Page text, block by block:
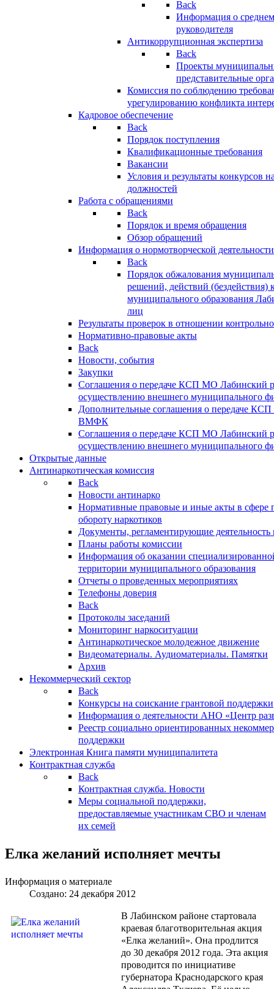
Back
Информация о
руководителя
Антикоррупционная экспертиза
Back
Проекты
представительные
Комиссия по соблюдению
урегулированию конфликта
Кадровое обеспечение
Back
Порядок поступления
Квалификационные требования
Вакансии
Условия и результаты конкурсов
должностей
Работа с обращениями
Back
Порядок и время обращения
Обзор обращений
Информация о нормотворческой деятельности
Back
Порядок обжалования
решений, действий (бездействия)
муниципального образования
лиц
Результаты проверок в отношении
Нормативно-правовые акты
Back
Новости, события
Закупки
Соглашения о передаче КСП МО Лабинский
осуществлению внешнего муниципального
Дополнительные соглашения о передаче
ВМФК
Соглашения о передаче КСП МО Лабинский
осуществлению внешнего муниципального
Открытые данные
Антинаркотическая комиссия
Back
Новости антинарко
Нормативные правовые и иные акты в сфере
обороту наркотиков
Документы, регламентирующие деятельность
Планы работы комиссии
Информация об оказании
территории муниципального образования
Отчеты о проведенных мероприятиях
Телефоны доверия
Back
Протоколы заседаний
Мониторинг наркоситуации
Антинаркотическое молодежное движение
Видеоматериалы. Аудиоматериалы. Памятки
Архив
Некоммерческий сектор
Back
Конкурсы на соискание грантовой поддержки
Информация о деятельности АНО «Центр
Реестр социально ориентированных
поддержки
Электронная Книга памяти муниципалитета
Контрактная служба
Back
Контрактная служба. Новости
Меры социальной поддержки,
предоставляемые участникам СВО и членам
их семей
Елка желаний исполняет мечты
Информация о материале
Создано: 24 декабря 2012
В Лабинском районе стартовала
краевая благотворительная акция
«Елка желаний». Она продлится
до 30 декабря 2012 года. Эта акция
проводится по инициативе
губернатора Краснодарского края